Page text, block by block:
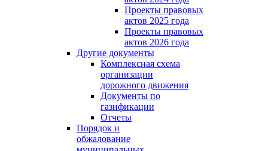
Проекты правовых
актов 2025 года
Проекты правовых
актов 2026 года
Другие документы
Комплексная схема
организации
дорожного движения
Документы по
газификации
Отчеты
Порядок и
обжалование